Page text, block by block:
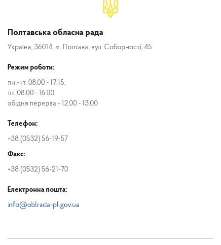
Полтавська обласна рада
Україна, 36014, м. Полтава, вул. Соборності, 45
Режим роботи:
пн.-чт. 08.00 - 17.15,
пт. 08.00 - 16.00
обідня перерва - 12.00 - 13.00
Телефон:
+38 (0532) 56-19-57
Факс:
+38 (0532) 56-21-70
Електронна пошта:
info@oblrada-pl.gov.ua